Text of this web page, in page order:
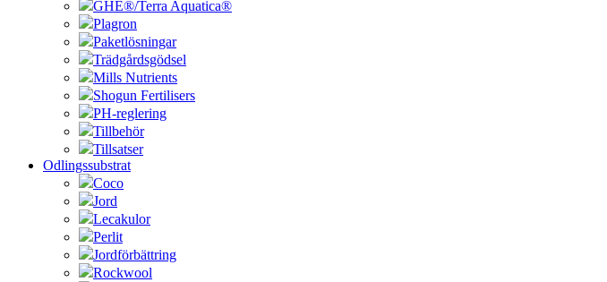
GHE®/Terra Aquatica®
Plagron
Paketlösningar
Trädgårdsgödsel
Mills Nutrients
Shogun Fertilisers
PH-reglering
Tillbehör
Tillsatser
Odlingssubstrat
Coco
Jord
Lecakulor
Perlit
Jordförbättring
Rockwool